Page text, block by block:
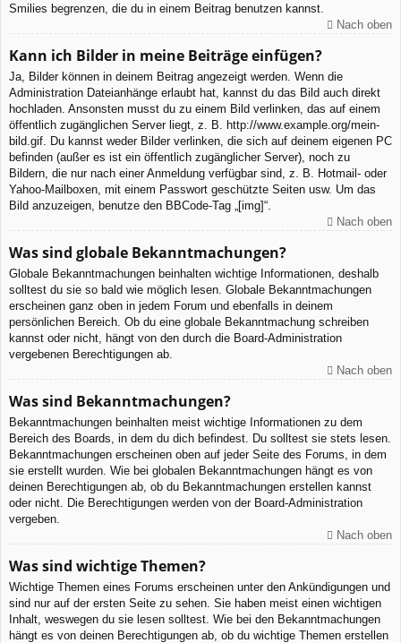
Smilies begrenzen, die du in einem Beitrag benutzen kannst.
Nach oben
Kann ich Bilder in meine Beiträge einfügen?
Ja, Bilder können in deinem Beitrag angezeigt werden. Wenn die
Administration Dateianhänge erlaubt hat, kannst du das Bild auch direkt
hochladen. Ansonsten musst du zu einem Bild verlinken, das auf einem
öffentlich zugänglichen Server liegt, z. B. http://www.example.org/mein-
bild.gif. Du kannst weder Bilder verlinken, die sich auf deinem eigenen PC
befinden (außer es ist ein öffentlich zugänglicher Server), noch zu
Bildern, die nur nach einer Anmeldung verfügbar sind, z. B. Hotmail- oder
Yahoo-Mailboxen, mit einem Passwort geschützte Seiten usw. Um das
Bild anzuzeigen, benutze den BBCode-Tag „[img]“.
Nach oben
Was sind globale Bekanntmachungen?
Globale Bekanntmachungen beinhalten wichtige Informationen, deshalb
solltest du sie so bald wie möglich lesen. Globale Bekanntmachungen
erscheinen ganz oben in jedem Forum und ebenfalls in deinem
persönlichen Bereich. Ob du eine globale Bekanntmachung schreiben
kannst oder nicht, hängt von den durch die Board-Administration
vergebenen Berechtigungen ab.
Nach oben
Was sind Bekanntmachungen?
Bekanntmachungen beinhalten meist wichtige Informationen zu dem
Bereich des Boards, in dem du dich befindest. Du solltest sie stets lesen.
Bekanntmachungen erscheinen oben auf jeder Seite des Forums, in dem
sie erstellt wurden. Wie bei globalen Bekanntmachungen hängt es von
deinen Berechtigungen ab, ob du Bekanntmachungen erstellen kannst
oder nicht. Die Berechtigungen werden von der Board-Administration
vergeben.
Nach oben
Was sind wichtige Themen?
Wichtige Themen eines Forums erscheinen unter den Ankündigungen und
sind nur auf der ersten Seite zu sehen. Sie haben meist einen wichtigen
Inhalt, weswegen du sie lesen solltest. Wie bei den Bekanntmachungen
hängt es von deinen Berechtigungen ab, ob du wichtige Themen erstellen